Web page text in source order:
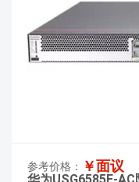
参考价格： ￥面议